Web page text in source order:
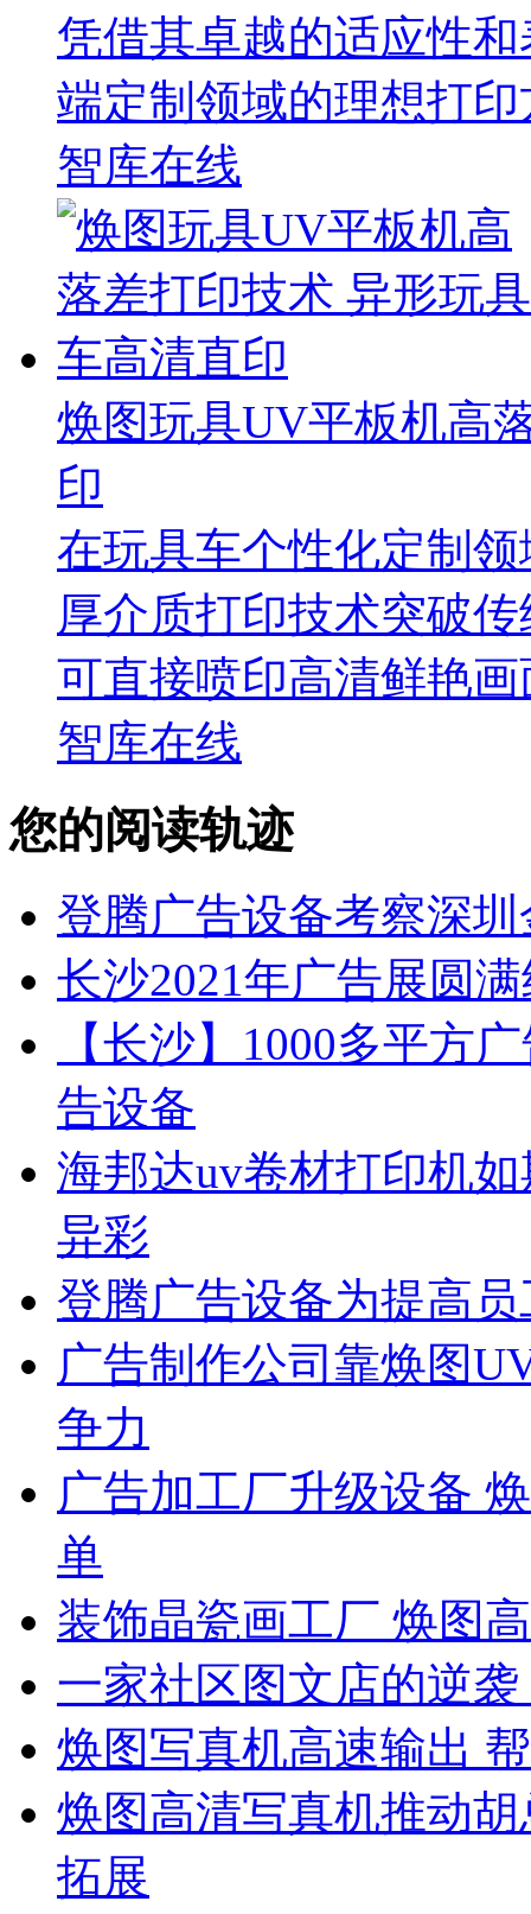
凭借其卓越的适应性
端定制领域的理想打
智库在线
焕图玩具UV平板机高
印
在玩具车个性化定制
厚介质打印技术突破
可直接喷印高清鲜艳画
智库在线
您的阅读轨迹
登腾广告设备考察深
长沙2021年广告展圆
【长沙】1000多平方
告设备
海邦达uv卷材打印机
异彩
登腾广告设备为提高
广告制作公司靠焕图
争力
广告加工厂升级设备
单
装饰晶瓷画工厂 焕图
一家社区图文店的逆
焕图写真机高速输出
焕图高清写真机推动
拓展